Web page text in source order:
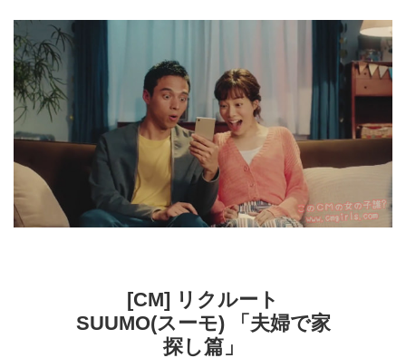
[CM] リクルート
SUUMO(スーモ) 「夫婦で家
探し篇」